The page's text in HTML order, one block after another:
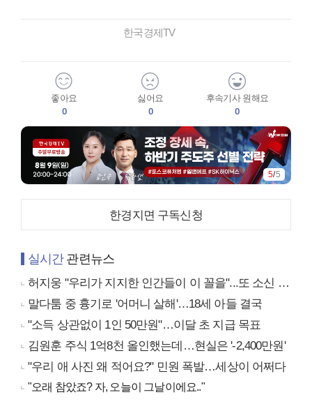
한국경제TV
좋아요
0
싫어요
0
후속기사 원해요
0
5/5
한경지면 구독신청
실시간관련뉴스
허지웅 "우리가 지지한 인간들이 이 꼴을"...또 소신 발언
말다툼 중 흉기로 '어머니 살해'…18세 아들 결국
"소득 상관없이 1인 50만원"…이달 초 지급 목표
김원훈 주식 1억8천 올인했는데…현실은 '-2,400만원'
"우리 애 사진 왜 적어요?" 민원 폭발…세상이 어쩌다
"오래 참았죠? 자, 오늘이 그날이에요.."